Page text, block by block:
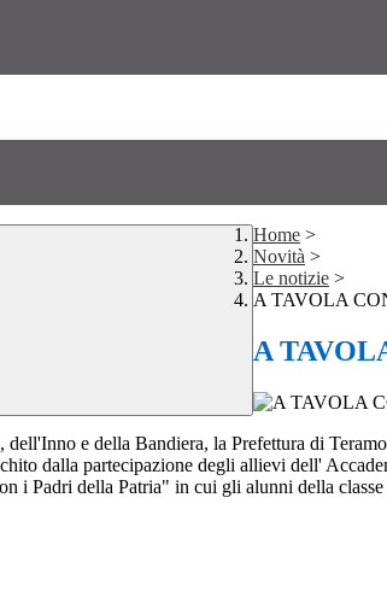
Home >
Novità >
Le notizie >
A TAVOLA
A
e della Bandiera, la Prefettura di
dalla partecipazione degli allievi dell'
i Padri della Patria" in cui gli alunni della